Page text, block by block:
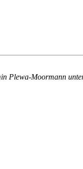
Plewa-Moormann